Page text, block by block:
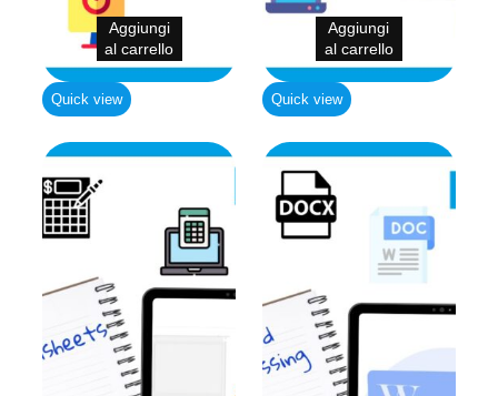
Aggiungi
al carrello
Quick view
Aggiungi
al carrello
Quick view